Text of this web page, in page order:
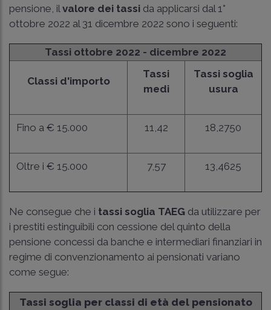
pensione, il valore dei tassi da applicarsi dal 1°
ottobre 2022 al 31 dicembre 2022 sono i seguenti:
Tassi ottobre 2022 - dicembre 2022
Classi d'importo
Tassi
medi
Tassi soglia
usura
Fino a € 15.000 11,42 18,2750
Oltre i € 15.000 7,57 13,4625
Ne consegue che i tassi soglia TAEG da utilizzare per
i prestiti estinguibili con cessione del quinto della
pensione concessi da banche e intermediari finanziari in
regime di convenzionamento ai pensionati variano
come segue:
Tassi soglia per classi di età del pensionato